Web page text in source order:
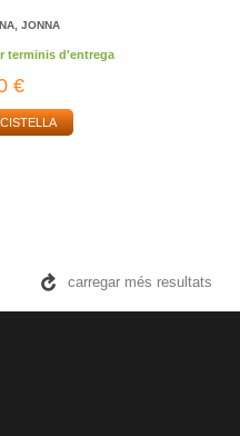
JONNA
terminis d'entrega
€
carregar més resultats